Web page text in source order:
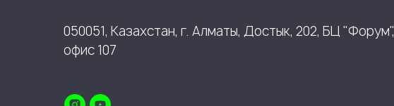
050051, Казахстан, г. Алматы, Достык, 202, БЦ "Форум",
офис 107